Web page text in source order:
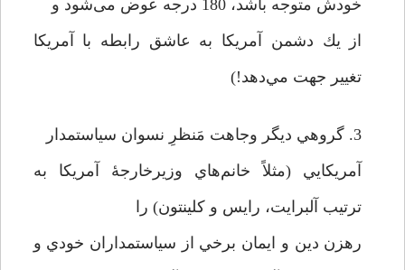
خودش متوجه باشد، 180 درجه عوض می‌شود و
از يك دشمن آمريكا به عاشق رابطه با آمريكا
تغيير جهت مي‌دهد!)
3. گروهي ديگر وجاهت مَنظرِ نسوان سياستمدار
آمريكايي (مثلاً خانم‌هاي وزيرخارجۀ آمريكا به
ترتيب آلبرايت، رايس و كلينتون) را
رهزن دين و ايمان برخي از سياستمداران خودي و